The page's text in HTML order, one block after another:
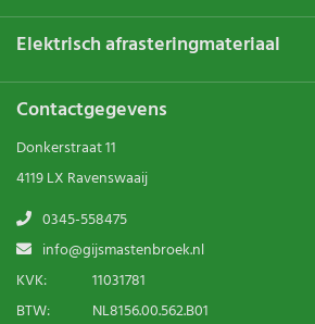
Elektrisch afrasteringmateriaal
Contactgegevens
Donkerstraat 11
4119 LX Ravenswaaij
0345-558475
info@gijsmastenbroek.nl
KVK:
11031781
BTW:
NL8156.00.562.B01